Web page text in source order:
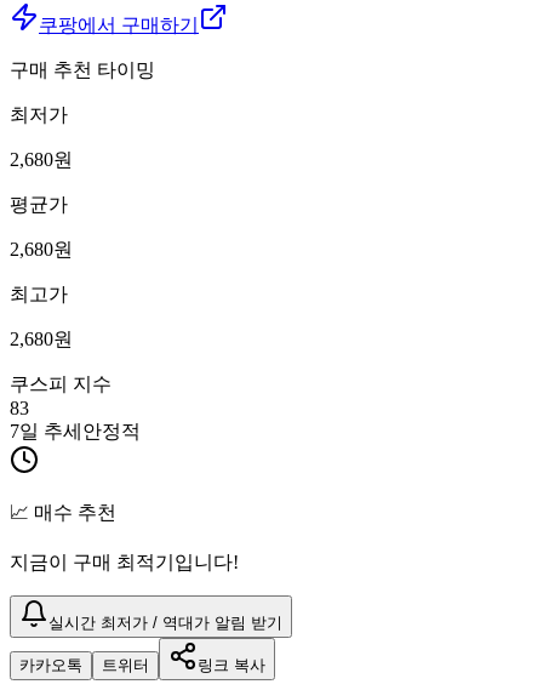
쿠팡에서 구매하기
구매 추천 타이밍
최저가
2,680원
평균가
2,680원
최고가
2,680원
쿠스피 지수
83
7일 추세 안정적
📈 매수 추천
지금이 구매 최적기입니다!
실시간 최저가 / 역대가 알림 받기
카카오톡 트위터 링크 복사